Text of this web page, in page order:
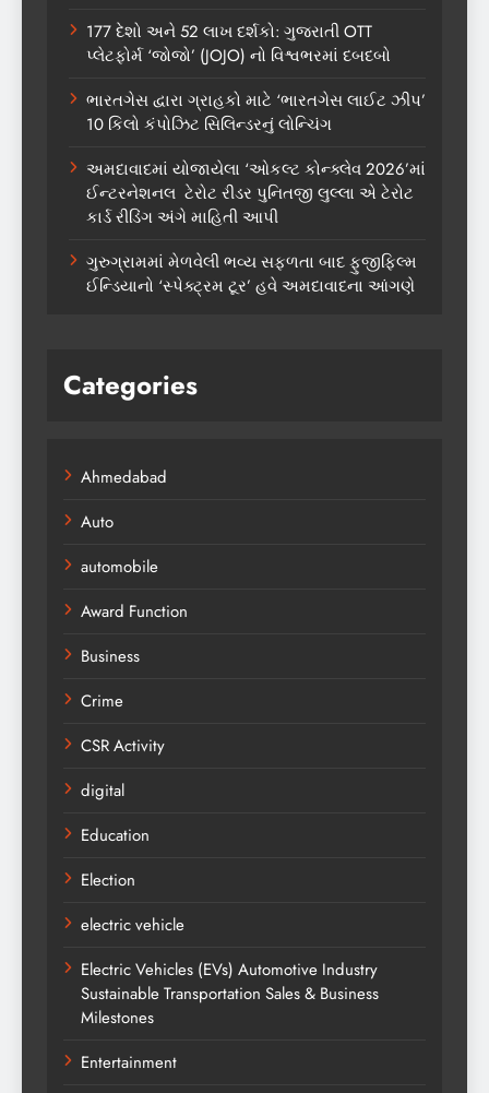
177 દેશો અને 52 લાખ દર્શકો: ગુજરાતી OTT
પ્લેટફોર્મ ‘જોજો’ (JOJO) નો વિશ્વભરમાં દબદબો
ભારતગેસ દ્વારા ગ્રાહકો માટે ‘ભારતગેસ લાઈટ ઝીપ’
10 કિલો કંપોઝિટ સિલિન્ડરનું લોન્ચિંગ
અમદાવાદમાં યોજાયેલા ‘ઓકલ્ટ કોન્ક્લેવ 2026’માં
ઈન્ટરનેશનલ ટેરોટ રીડર પુનિતજી લુલ્લા એ ટેરોટ
કાર્ડ રીડિંગ અંગે માહિતી આપી
ગુરુગ્રામમાં મેળવેલી ભવ્ય સફળતા બાદ ફુજીફિલ્મ
ઈન્ડિયાનો ‘સ્પેક્ટ્રમ ટૂર’ હવે અમદાવાદના આંગણે
Categories
Ahmedabad
Auto
automobile
Award Function
Business
Crime
CSR Activity
digital
Education
Election
electric vehicle
Electric Vehicles (EVs) Automotive Industry
Sustainable Transportation Sales & Business
Milestones
Entertainment